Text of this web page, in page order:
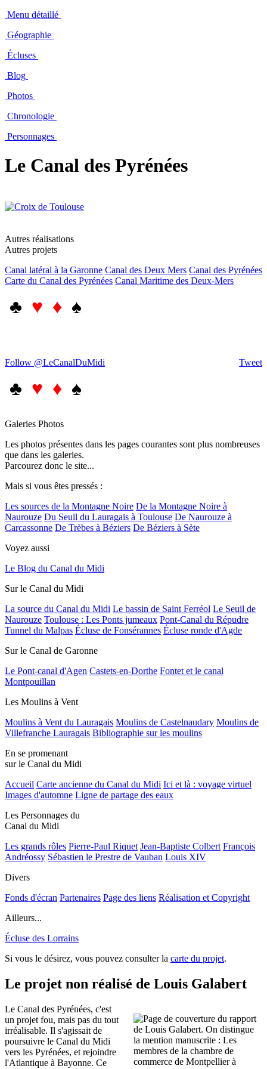
Menu détaillé
Géographie
Écluses
Blog
Photos
Chronologie
Personnages
Le Canal des Pyrénées
Autres réalisations
Autres projets
Canal latéral à la Garonne Canal des Deux Mers Canal des Pyrénées
Carte du Canal des Pyrénées Canal Maritime des Deux-Mers
♣ ♥ ♦ ♠
Tweet
Follow @LeCanalDuMidi
♣ ♥ ♦ ♠
Galeries Photos
Les photos présentes dans les pages courantes sont plus nombreuses
que dans les galeries.
Parcourez donc le site...
Mais si vous êtes pressés :
Les sources de la Montagne Noire De la Montagne Noire à
Naurouze Du Seuil du Lauragais à Toulouse De Naurouze à
Carcassonne De Trèbes à Béziers De Béziers à Sète
Voyez aussi
Le Blog du Canal du Midi
Sur le Canal du Midi
La source du Canal du Midi Le bassin de Saint Ferréol Le Seuil de
Naurouze Toulouse : Les Ponts jumeaux Pont-Canal du Répudre
Tunnel du Malpas Écluse de Fonsérannes Écluse ronde d'Agde
Sur le Canal de Garonne
Le Pont-canal d'Agen Castets-en-Dorthe Fontet et le canal
Montpouillan
Les Moulins à Vent
Moulins à Vent du Lauragais Moulins de Castelnaudary Moulins de
Villefranche Lauragais Bibliographie sur les moulins
En se promenant
sur le Canal du Midi
Accueil Carte ancienne du Canal du Midi Ici et là : voyage virtuel
Images d'automne Ligne de partage des eaux
Les Personnages du
Canal du Midi
Les grands rôles Pierre-Paul Riquet Jean-Baptiste Colbert François
Andréossy Sébastien le Prestre de Vauban Louis XIV
Divers
Fonds d'écran Partenaires Page des liens Réalisation et Copyright
Ailleurs...
Écluse des Lorrains
Si vous le désirez, vous pouvez consulter la carte du projet.
Le projet non réalisé de Louis Galabert
Le Canal des Pyrénées, c'est
un projet fou, mais pas du tout
irréalisable. Il s'agissait de
poursuivre le Canal du Midi
vers les Pyrénées, et rejoindre
l'Atlantique à Bayonne. Ce